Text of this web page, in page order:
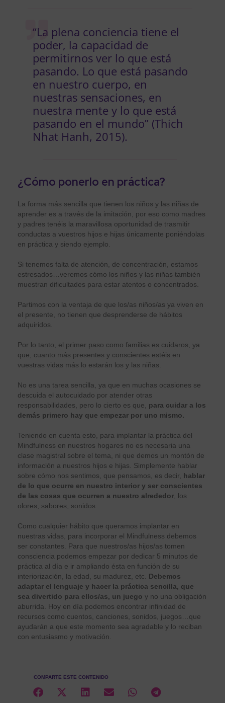
“La plena conciencia tiene el
poder, la capacidad de
permitirnos ver lo que está
pasando. Lo que está pasando
en nuestro cuerpo, en
nuestras sensaciones, en
nuestra mente y lo que está
pasando en el mundo” (Thich
Nhat Hanh, 2015).
¿Cómo ponerlo en práctica?
La forma más sencilla que tienen los niños y las niñas de
aprender es a través de la imitación, por eso como madres
y padres tenéis la maravillosa oportunidad de trasmitir
conductas a vuestros hijos e hijas únicamente poniéndolas
en práctica y siendo ejemplo.
Si tenemos falta de atención, de concentración, estamos
estresados…veremos cómo los niños y las niñas también
muestran dificultades para estar atentos o concentrados.
Partimos con la ventaja de que los/as niños/as ya viven en
el presente, no tienen que desprenderse de hábitos
adquiridos.
Por lo tanto, el primer paso como familias es cuidaros, ya
que, cuanto más presentes y conscientes estéis en
vuestras vidas más lo estarán los y las niñas.
No es una tarea sencilla, ya que en muchas ocasiones se
descuida el autocuidado por atender otras
responsabilidades, pero lo cierto es que, para cuidar a los
demás primero hay que empezar por uno mismo.
Teniendo en cuenta esto, para implantar la práctica del
Mindfulness en nuestros hogares no es necesaria una
clase magistral sobre el tema, ni que demos un montón de
información a nuestros hijos e hijas. Simplemente hablar
sobre cómo nos sentimos, que pensamos, es decir, hablar
de lo que ocurre en nuestro interior y ser conscientes
de las cosas que ocurren a nuestro alrededor , los
olores, sabores, sonidos…
Como cualquier hábito que queramos implantar en
nuestras vidas, para incorporar el Mindfulness debemos
ser constantes. Para que nuestros/as hijos/as tomen
consciencia podemos empezar por dedicar 5 minutos de
práctica al día e ir ampliando ésta en función de su
interiorización, la edad, su madurez, etc. Debemos
adaptar el lenguaje y hacer la práctica sencilla, que
sea divertido para ellos/as, un juego y no una obligación
aburrida. Hoy en día podemos encontrar infinidad de
recursos como cuentos, canciones, sonidos, juegos…que
ayudarán a que este momento sea agradable y lo reciban
con entusiasmo y motivación.
COMPARTE ESTE CONTENIDO